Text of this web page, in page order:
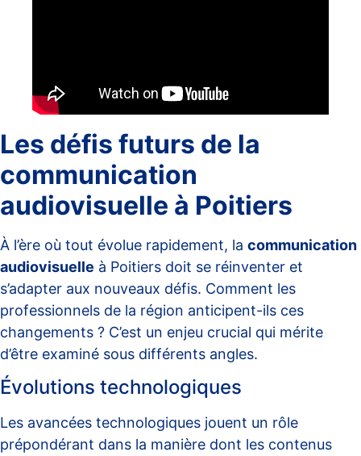
Les défis futurs de la
communication
audiovisuelle à Poitiers
À l’ère où tout évolue rapidement, la communication
audiovisuelle à Poitiers doit se réinventer et
s’adapter aux nouveaux défis. Comment les
professionnels de la région anticipent-ils ces
changements ? C’est un enjeu crucial qui mérite
d’être examiné sous différents angles.
Évolutions technologiques
Les avancées technologiques jouent un rôle
prépondérant dans la manière dont les contenus